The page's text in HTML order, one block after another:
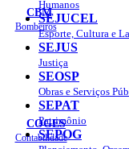
CBM
Bombeiros
COGES
Contabilidade
Humanos
SEJUCEL
Esporte, Cultura e
SEJUS
Justiça
SEOSP
Obras e Serviços
SEPAT
Patrimônio
SEPOG